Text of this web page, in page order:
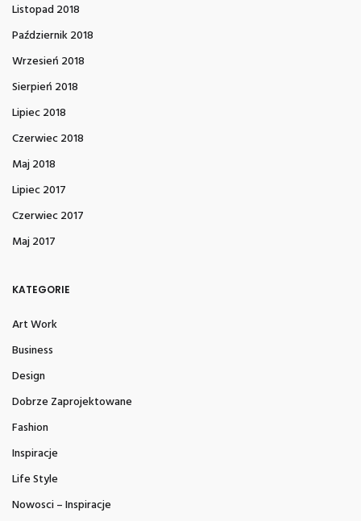
Listopad 2018
Październik 2018
Wrzesień 2018
Sierpień 2018
Lipiec 2018
Czerwiec 2018
Maj 2018
Lipiec 2017
Czerwiec 2017
Maj 2017
KATEGORIE
Art Work
Business
Design
Dobrze Zaprojektowane
Fashion
Inspiracje
Life Style
Nowosci – Inspiracje